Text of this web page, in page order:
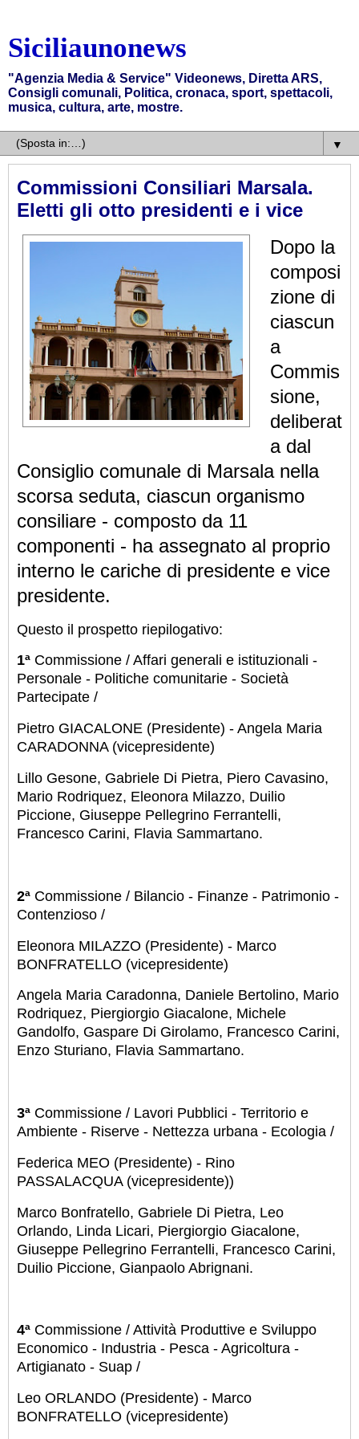
Siciliaunonews
"Agenzia Media & Service" Videonews, Diretta ARS,
Consigli comunali, Politica, cronaca, sport, spettacoli,
musica, cultura, arte, mostre.
▼
Commissioni Consiliari Marsala.
Eletti gli otto presidenti e i vice
Dopo la
composi
zione di
ciascun
a
Commis
sione,
deliberat
a dal
Consiglio comunale di Marsala nella
scorsa seduta, ciascun organismo
consiliare - composto da 11
componenti - ha assegnato al proprio
interno le cariche di presidente e vice
presidente.
Questo il prospetto riepilogativo:
1ª Commissione / Affari generali e istituzionali -
Personale - Politiche comunitarie - Società
Partecipate /
Pietro GIACALONE (Presidente) - Angela Maria
CARADONNA (vicepresidente)
Lillo Gesone, Gabriele Di Pietra, Piero Cavasino,
Mario Rodriquez, Eleonora Milazzo, Duilio
Piccione, Giuseppe Pellegrino Ferrantelli,
Francesco Carini, Flavia Sammartano.
2ª Commissione / Bilancio - Finanze - Patrimonio -
Contenzioso /
Eleonora MILAZZO (Presidente) - Marco
BONFRATELLO (vicepresidente)
Angela Maria Caradonna, Daniele Bertolino, Mario
Rodriquez, Piergiorgio Giacalone, Michele
Gandolfo, Gaspare Di Girolamo, Francesco Carini,
Enzo Sturiano, Flavia Sammartano.
3ª Commissione / Lavori Pubblici - Territorio e
Ambiente - Riserve - Nettezza urbana - Ecologia /
Federica MEO (Presidente) - Rino
PASSALACQUA (vicepresidente))
Marco Bonfratello, Gabriele Di Pietra, Leo
Orlando, Linda Licari, Piergiorgio Giacalone,
Giuseppe Pellegrino Ferrantelli, Francesco Carini,
Duilio Piccione, Gianpaolo Abrignani.
4ª Commissione / Attività Produttive e Sviluppo
Economico - Industria - Pesca - Agricoltura -
Artigianato - Suap /
Leo ORLANDO (Presidente) - Marco
BONFRATELLO (vicepresidente)